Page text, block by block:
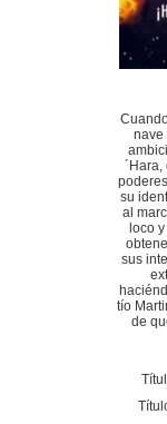
nave
su
al
loco
sus
tío
de